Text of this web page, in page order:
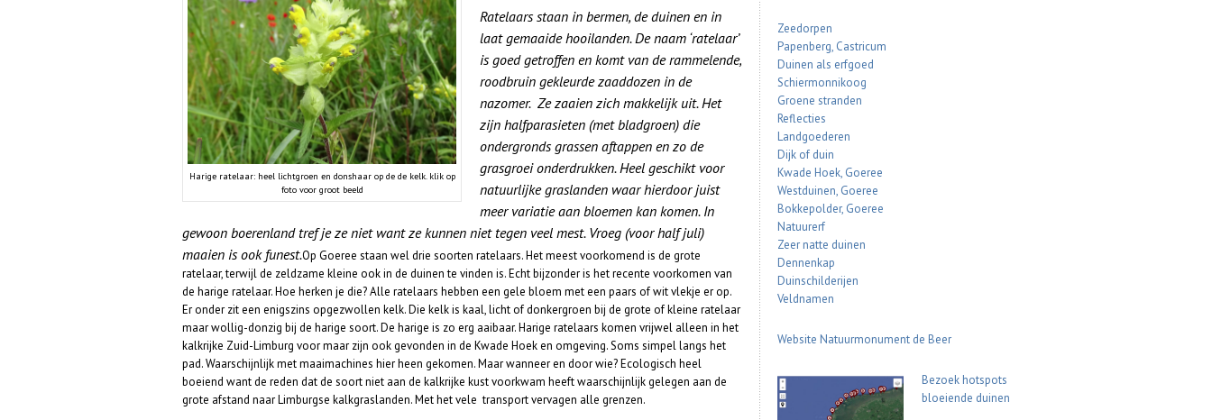
Harige ratelaar: heel lichtgroen en donshaar op de de kelk. klik op
foto voor groot beeld
Ratelaars staan in bermen, de duinen en in
laat gemaaide hooilanden. De naam ‘ratelaar’
is goed getroffen en komt van de rammelende,
roodbruin gekleurde zaaddozen in de
nazomer. Ze zaaien zich makkelijk uit. Het
zijn halfparasieten (met bladgroen) die
ondergronds grassen aftappen en zo de
grasgroei onderdrukken. Heel geschikt voor
natuurlijke graslanden waar hierdoor juist
meer variatie aan bloemen kan komen. In
gewoon boerenland tref je ze niet want ze kunnen niet tegen veel mest. Vroeg (voor half juli)
maaien is ook funest.Op Goeree staan wel drie soorten ratelaars. Het meest voorkomend is de grote
ratelaar, terwijl de zeldzame kleine ook in de duinen te vinden is. Echt bijzonder is het recente voorkomen van
de harige ratelaar. Hoe herken je die? Alle ratelaars hebben een gele bloem met een paars of wit vlekje er op.
Er onder zit een enigszins opgezwollen kelk. Die kelk is kaal, licht of donkergroen bij de grote of kleine ratelaar
maar wollig-donzig bij de harige soort. De harige is zo erg aaibaar. Harige ratelaars komen vrijwel alleen in het
kalkrijke Zuid-Limburg voor maar zijn ook gevonden in de Kwade Hoek en omgeving. Soms simpel langs het
pad. Waarschijnlijk met maaimachines hier heen gekomen. Maar wanneer en door wie? Ecologisch heel
boeiend want de reden dat de soort niet aan de kalkrijke kust voorkwam heeft waarschijnlijk gelegen aan de
grote afstand naar Limburgse kalkgraslanden. Met het vele transport vervagen alle grenzen.
Zeedorpen
Papenberg, Castricum
Duinen als erfgoed
Schiermonnikoog
Groene stranden
Reflecties
Landgoederen
Dijk of duin
Kwade Hoek, Goeree
Westduinen, Goeree
Bokkepolder, Goeree
Natuurerf
Zeer natte duinen
Dennenkap
Duinschilderijen
Veldnamen
Website Natuurmonument de Beer
Bezoek hotspots
bloeiende duinen